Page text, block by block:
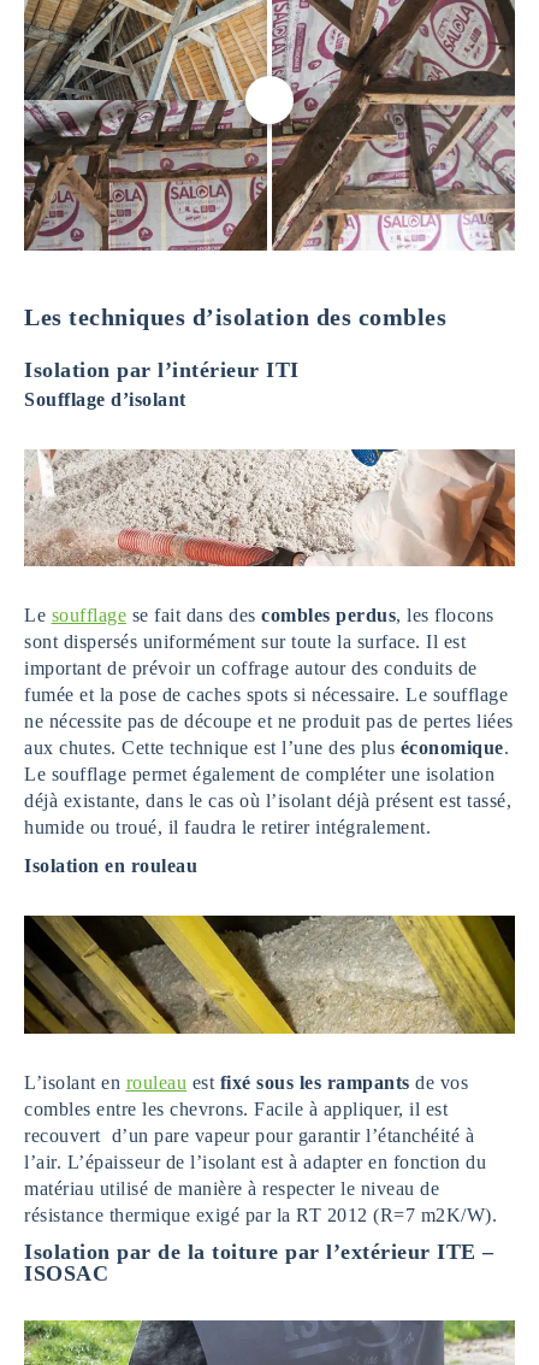
Les techniques d’isolation des combles
Isolation par l’intérieur ITI
Soufflage d’isolant
Le soufflage se fait dans des combles perdus, les flocons
sont dispersés uniformément sur toute la surface. Il est
important de prévoir un coffrage autour des conduits de
fumée et la pose de caches spots si nécessaire. Le soufflage
ne nécessite pas de découpe et ne produit pas de pertes liées
aux chutes. Cette technique est l’une des plus économique.
Le soufflage permet également de compléter une isolation
déjà existante, dans le cas où l’isolant déjà présent est tassé,
humide ou troué, il faudra le retirer intégralement.
Isolation en rouleau
L’isolant en rouleau est fixé sous les rampants de vos
combles entre les chevrons. Facile à appliquer, il est
recouvert d’un pare vapeur pour garantir l’étanchéité à
l’air. L’épaisseur de l’isolant est à adapter en fonction du
matériau utilisé de manière à respecter le niveau de
résistance thermique exigé par la RT 2012 (R=7 m2K/W).
Isolation par de la toiture par l’extérieur ITE –
ISOSAC